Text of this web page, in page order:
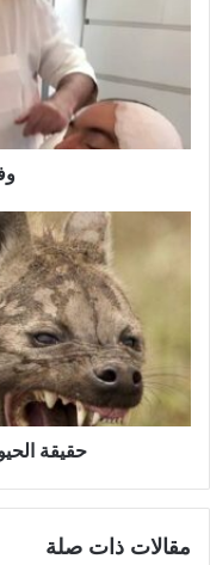
حقيقة
مقالات ذات صلة